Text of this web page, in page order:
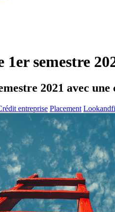
semestre
2021 avec une
entreprise Placement